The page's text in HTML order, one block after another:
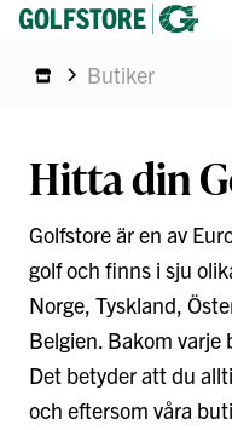
Butiker
Hitta din
Golfstore är en av
golf och finns i sju
Norge, Tyskland,
Belgien. Bakom
Det betyder att du
och eftersom våra